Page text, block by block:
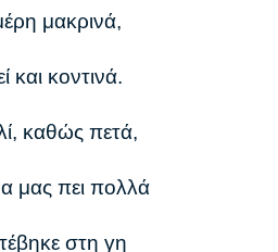
μακρινά,
και κοντινά.
καθώς πετά,
μας πει πολλά
στη γη